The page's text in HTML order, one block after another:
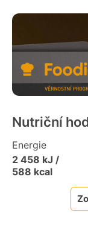
Nutriční
Energie
2 458 kJ /
588 kcal